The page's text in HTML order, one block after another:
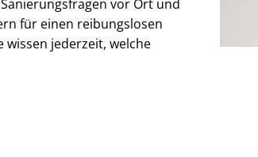
vor Ort und
für einen reibungslosen
wissen jederzeit, welche